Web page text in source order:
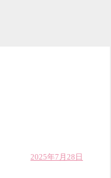
2025年7月28日